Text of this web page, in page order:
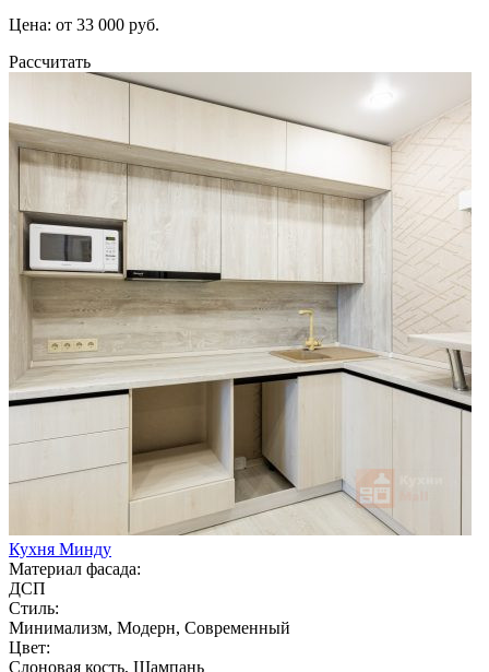
Цена: от 33 000 руб.
Рассчитать
Кухня Минду
Материал фасада:
ДСП
Стиль:
Минимализм, Модерн, Современный
Цвет:
Слоновая кость, Шампань